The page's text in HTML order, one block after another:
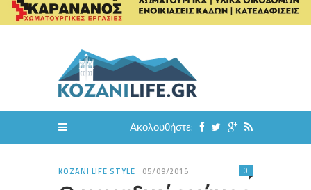
Ακολουθήστε:
KOZANI LIFE STYLE 05/09/2015 0